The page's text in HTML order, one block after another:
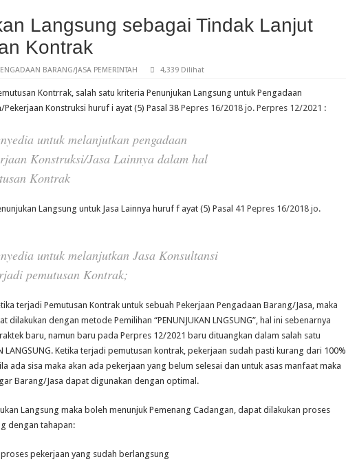
Langsung sebagai Tindak Lanjut
Kontrak
BARANG/JASA PEMERINTAH 4,339 Dilihat
Kontrrak, salah satu kriteria Penunjukan Langsung untuk Pengadaan
Pekerjaan Konstruksi huruf i ayat (5) Pasal 38 Pepres 16/2018 jo. Perpres 12/2021 :
dia untuk melanjutkan pengadaan
Konstruksi/Jasa Lainnya dalam hal
Kontrak
Langsung untuk Jasa Lainnya huruf f ayat (5) Pasal 41 Pepres 16/2018 jo.
untuk melanjutkan Jasa Konsultansi
pemutusan Kontrak;
terjadi Pemutusan Kontrak untuk sebuah Pekerjaan Pengadaan Barang/Jasa, maka
dilakukan dengan metode Pemilihan “PENUNJUKAN LNGSUNG”, hal ini sebenarnya
baru, namun baru pada Perpres 12/2021 baru dituangkan dalam salah satu
LANGSUNG. Ketika terjadi pemutusan kontrak, pekerjaan sudah pasti kurang dari 100%
ada sisa maka akan ada pekerjaan yang belum selesai dan untuk asas manfaat maka
Barang/Jasa dapat digunakan dengan optimal.
Langsung maka boleh menunjuk Pemenang Cadangan, dapat dilakukan proses
dengan tahapan:
pekerjaan yang sudah berlangsung